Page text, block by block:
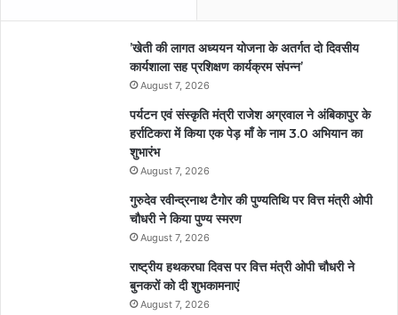
’खेती की लागत अध्ययन योजना के अतर्गत दो दिवसीय
कार्यशाला सह प्रशिक्षण कार्यक्रम संपन्न’
August 7, 2026
पर्यटन एवं संस्कृति मंत्री राजेश अग्रवाल ने अंबिकापुर के
हर्राटिकरा में किया एक पेड़ माँ के नाम 3.0 अभियान का
शुभारंभ
August 7, 2026
गुरुदेव रवीन्द्रनाथ टैगोर की पुण्यतिथि पर वित्त मंत्री ओपी
चौधरी ने किया पुण्य स्मरण
August 7, 2026
राष्ट्रीय हथकरघा दिवस पर वित्त मंत्री ओपी चौधरी ने
बुनकरों को दी शुभकामनाएं
August 7, 2026